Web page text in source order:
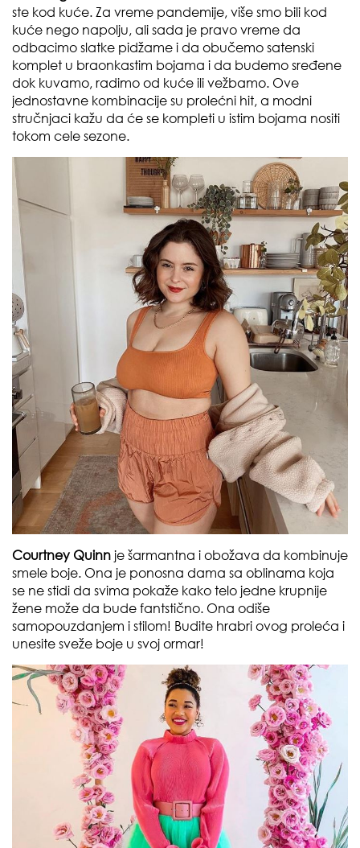
ste kod kuće. Za vreme pandemije, više smo bili kod
kuće nego napolju, ali sada je pravo vreme da
odbacimo slatke pidžame i da obučemo satenski
komplet u braonkastim bojama i da budemo sređene
dok kuvamo, radimo od kuće ili vežbamo. Ove
jednostavne kombinacije su prolećni hit, a modni
stručnjaci kažu da će se kompleti u istim bojama nositi
tokom cele sezone.
Courtney Quinn je šarmantna i obožava da kombinuje
smele boje. Ona je ponosna dama sa oblinama koja
se ne stidi da svima pokaže kako telo jedne krupnije
žene može da bude fantstično. Ona odiše
samopouzdanjem i stilom! Budite hrabri ovog proleća i
unesite sveže boje u svoj ormar!